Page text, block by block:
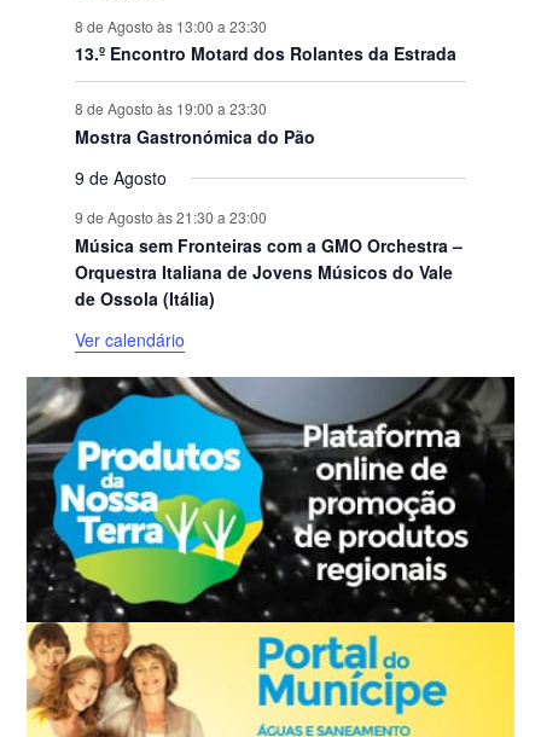
8 de Agosto às 13:00 a 23:30
13.º Encontro Motard dos Rolantes da Estrada
8 de Agosto às 19:00 a 23:30
Mostra Gastronómica do Pão
9 de Agosto
9 de Agosto às 21:30 a 23:00
Música sem Fronteiras com a GMO Orchestra –
Orquestra Italiana de Jovens Músicos do Vale
de Ossola (Itália)
Ver calendário